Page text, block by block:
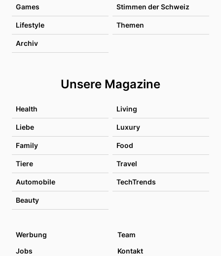
Games Stimmen der Schweiz
Lifestyle Themen
Archiv
Unsere Magazine
Health Living
Liebe Luxury
Family Food
Tiere Travel
Automobile TechTrends
Beauty
Werbung
Team
Jobs
Kontakt